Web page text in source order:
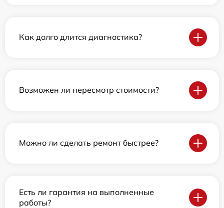
Как долго длится диагностика?
Возможен ли пересмотр стоимости?
Можно ли сделать ремонт быстрее?
Есть ли гарантия на выполненные
работы?